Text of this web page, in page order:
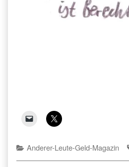
Categories
Anderer-Leute-Geld-Magazin